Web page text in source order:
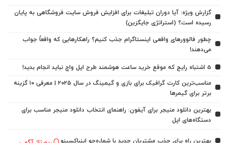
گزارش ویژه: آیا دوران تبلیغات برای افزایش فروش سایت فروشگاهی به پایان
رسیده است؟ (استراتژی جایگزین)
چطور فالوورهای واقعی اینستاگرام جذب کنیم؟ راهکارهایی که واقعاً جواب
می‌دهند!
5 اشتباه رایج که موقع خرید ساعت هوشمند طرح اپل واچ نباید انجام بدید!
مناسب‌ترین کارت گرافیک برای بازی و گیمینگ در سال ۲۰۲۵ | معرفی ۱۰ گزینه
برتر برای گیمرها
بهترین دانلود منیجر برای آیفون: راهنمای انتخاب دانلود منیجر مناسب برای
دستگاه‌های اپل
بهترین راه برای جذب مشتریان جدید با شماره‌جو اینباکسینو